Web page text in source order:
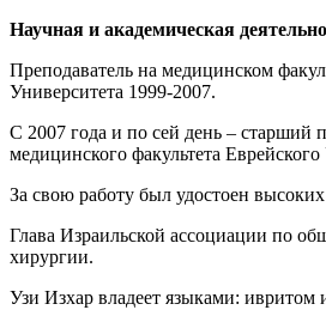
Научная и академическая
Преподаватель на медицинском
Университета 1999-2007.
С 2007 года и по сей день – старший
медицинского факультета Еврейского
За свою работу был удостоен высоких
Глава Израильской ассоциации по
хирургии.
Узи Изхар владеет языками: ивритом